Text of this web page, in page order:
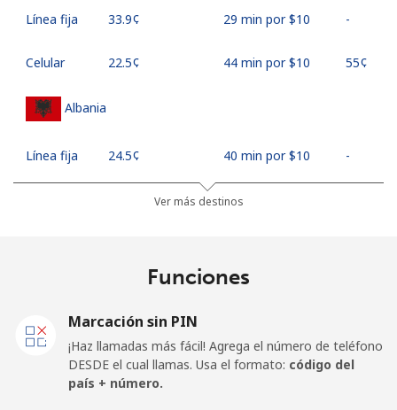
Línea fija ⁦33.9¢⁩ 29 min por ⁦$10⁩ -
Celular ⁦22.5¢⁩ 44 min por ⁦$10⁩ ⁦55¢⁩
Albania
Línea fija ⁦24.5¢⁩ 40 min por ⁦$10⁩ -
18 min por ⁦$10⁩
Celular
American Samoa
Ver más destinos
Funciones
Marcación sin PIN
¡Haz llamadas más fácil! Agrega el número de teléfono
DESDE el cual llamas. Usa el formato: código del
país + número.